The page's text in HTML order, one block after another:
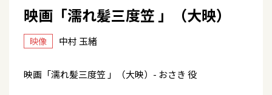
映画「濡れ髪三度笠 」（大映）
映像 中村 玉緒
映画「濡れ髪三度笠 」（大映）- おさき 役